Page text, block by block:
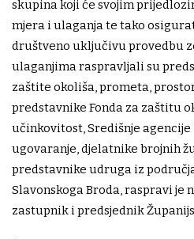
skupina koji će svojim
mjera i ulaganja te tako
društveno uključivu provedbu
ulaganjima raspravljali su
zaštite okoliša, prometa,
predstavnike Fonda za zaštitu
učinkovitost, Središnje
ugovaranje, djelatnike brojnih
predstavnike udruga iz
Slavonskoga Broda, raspravi je
zastupnik i predsjednik